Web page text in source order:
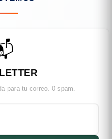
para tu correo. 0 spam.